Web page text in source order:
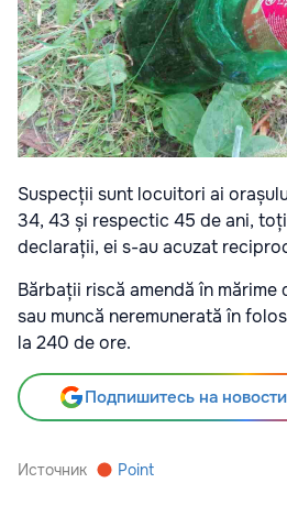
Suspecții sunt locuitori ai
34, 43 și respectic 45 de ani,
declarații, ei s-au acuzat
Bărbații riscă amendă în mărime
sau muncă neremunerată în
la 240 de ore.
Подпишитесь на
Источник Point